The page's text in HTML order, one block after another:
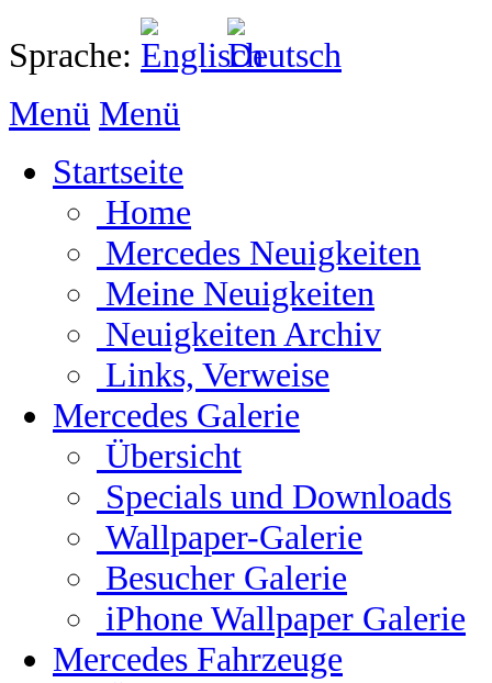
Sprache:
Menü Menü
Startseite
Home
Mercedes Neuigkeiten
Meine Neuigkeiten
Neuigkeiten Archiv
Links, Verweise
Mercedes Galerie
Übersicht
Specials und Downloads
Wallpaper-Galerie
Besucher Galerie
iPhone Wallpaper Galerie
Mercedes Fahrzeuge